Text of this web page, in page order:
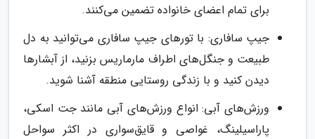
برای تمام اعضای خانواده تضمین می‌کنند.
جیپ سافاری: با تورهای جیپ سافاری می‌توانید به دل
طبیعت و جنگل‌های اطراف مارماریس بزنید، از آبشارها
دیدن کنید و با زندگی روستایی منطقه آشنا شوید.
ورزش‌های آبی: انواع ورزش‌های آبی مانند جت اسکی،
پاراسیلینگ، غواصی و قایق‌سواری در اکثر سواحل